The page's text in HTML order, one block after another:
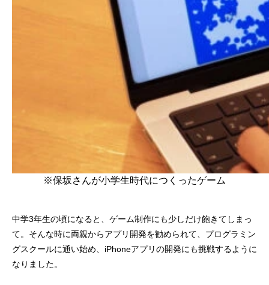
※保坂さんが小学生時代につくったゲーム
中学3年生の頃になると、ゲーム制作にも少しだけ飽きてしまっ
て。そんな時に両親からアプリ開発を勧められて、プログラミン
グスクールに通い始め、iPhoneアプリの開発にも挑戦するように
なりました。